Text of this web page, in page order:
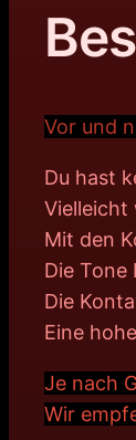
Vor und
Du hast
Vielleicht
Mit den
Die
Die
Eine
Je nach
Wir